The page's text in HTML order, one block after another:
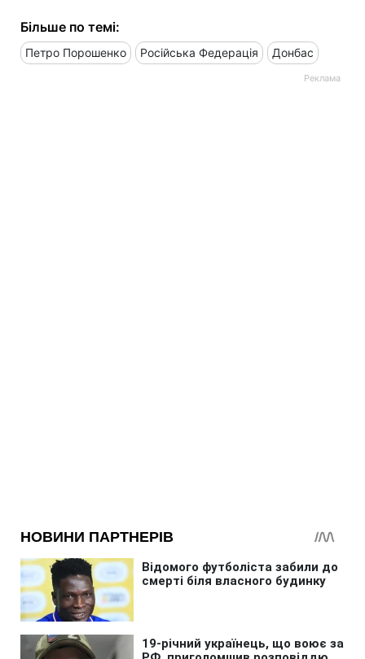
Більше по темі:
Петро Порошенко Російська Федерація Донбас